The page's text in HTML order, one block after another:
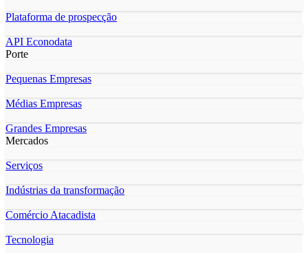
Plataforma de prospecção
API Econodata
Porte
Pequenas Empresas
Médias Empresas
Grandes Empresas
Mercados
Serviços
Indústrias da transformação
Comércio Atacadista
Tecnologia